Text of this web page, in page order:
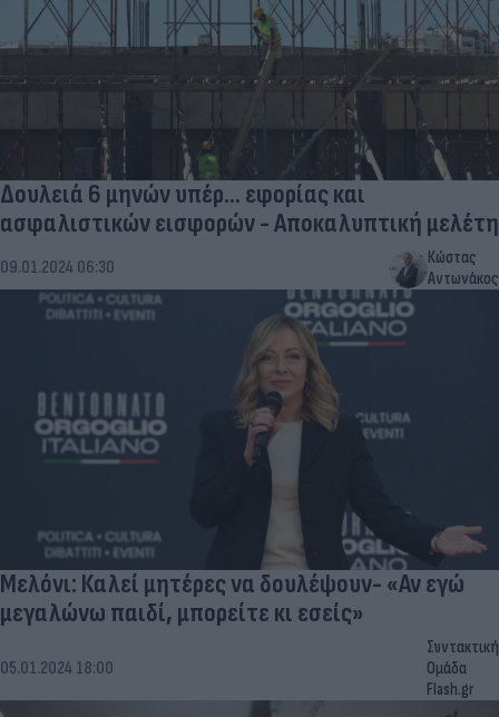
Δουλειά 6 μηνών υπέρ... εφορίας και
ασφαλιστικών εισφορών - Αποκαλυπτική μελέτη
09.01.2024 06:30
Κώστας
Αντωνάκος
Μελόνι: Καλεί μητέρες να δουλέψουν- «Αν εγώ
μεγαλώνω παιδί, μπορείτε κι εσείς»
05.01.2024 18:00
Συντακτική
Ομάδα
Flash.gr